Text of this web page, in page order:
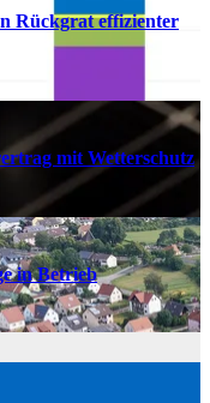
Rückgrat effizienter
mit Wetterschutz
in Betrieb